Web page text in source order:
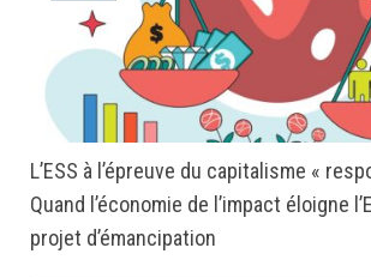
L’ESS à l’épreuve du capitalisme «
Quand l’économie de l’impact éloigne
projet d’émancipation